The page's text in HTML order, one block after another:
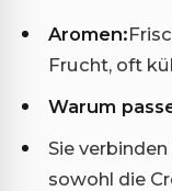
Aromen:
Frucht, oft
Warum
Sie
sowohl die